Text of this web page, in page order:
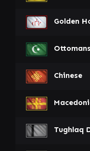
Golden
Ottomans
Chinese
Tughlaq